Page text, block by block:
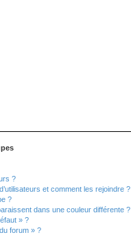
?
et comment les rejoindre ?
?
dans une couleur différente ?
» ?
forum » ?